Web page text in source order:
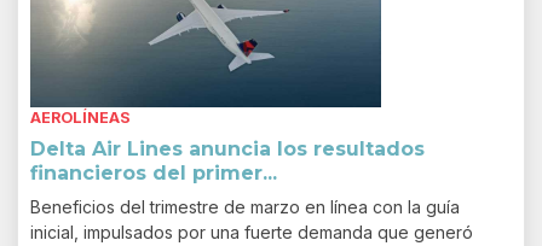
AEROLÍNEAS
Delta Air Lines anuncia los resultados
financieros del primer...
Beneficios del trimestre de marzo en línea con la guía
inicial, impulsados por una fuerte demanda que generó